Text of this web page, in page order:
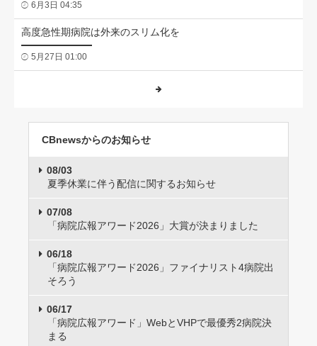
6月3日 04:35
高度急性期病院は外来のスリム化を
5月27日 01:00
CBnewsからのお知らせ
08/03
夏季休業に伴う配信に関するお知らせ
07/08
「病院広報アワード2026」大賞が決まりました
06/18
「病院広報アワード2026」ファイナリスト4病院出
そろう
06/17
「病院広報アワード」WebとVHPで最優秀2病院決
まる